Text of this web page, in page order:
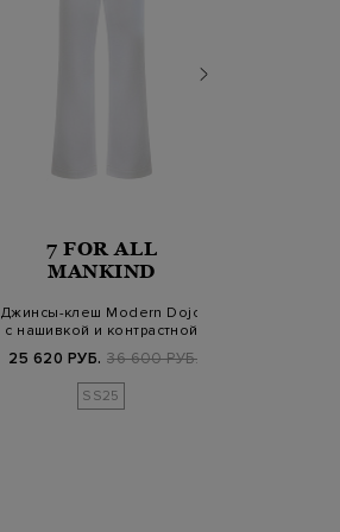
7 FOR ALL
MANKIND
Джинсы-клеш Modern Dojo
с нашивкой и контрастной
25 620 РУБ. 36 600 РУБ.
SS25